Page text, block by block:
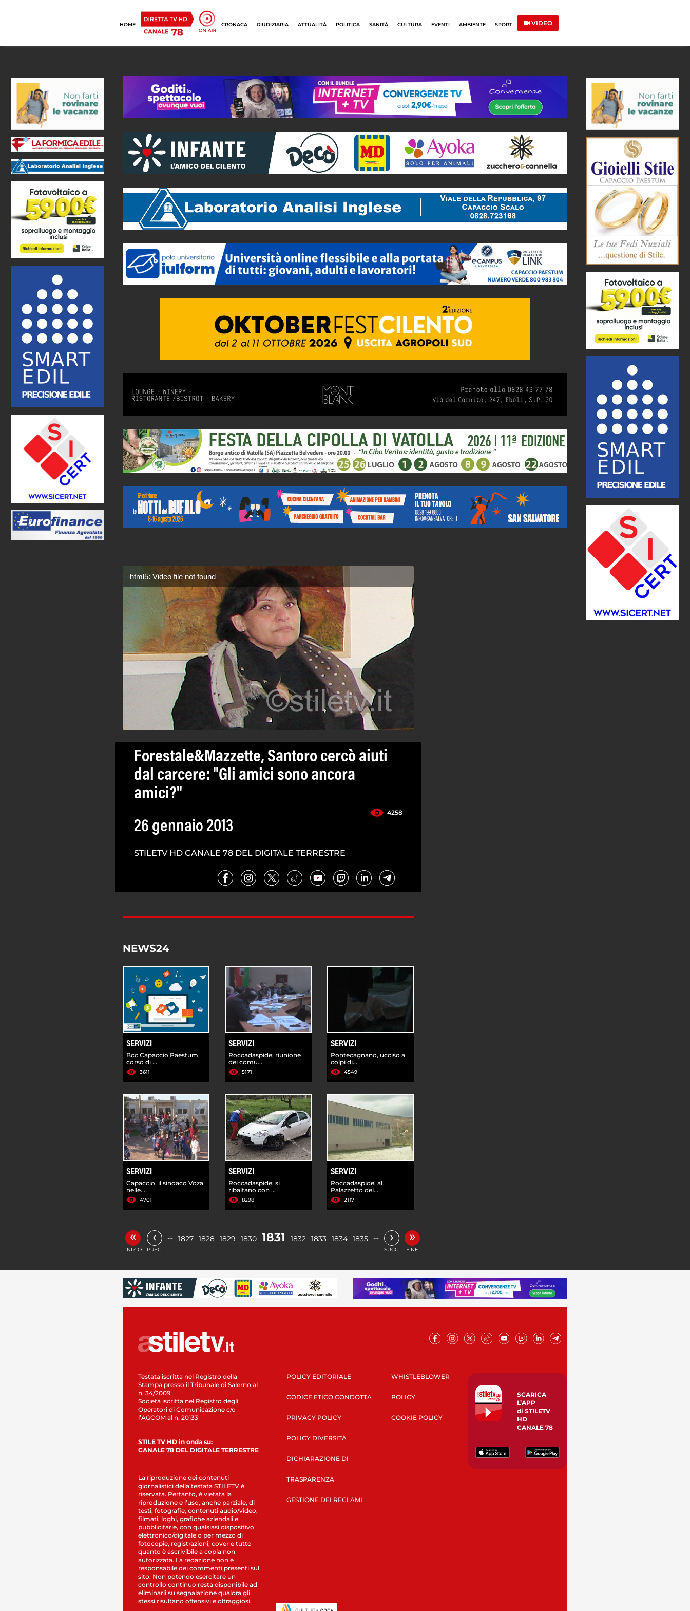
HOME CRONACA GIUDIZIARIA ATTUALITÀ POLITICA SANITÀ CULTURA EVENTI AMBIENTE SPORT VIDEO
html5: Video file not found
Forestale&Mazzette, Santoro cercò aiuti
dal carcere: "Gli amici sono ancora
amici?"
4258
26 gennaio 2013
STILETV HD CANALE 78 DEL DIGITALE TERRESTRE
NEWS24
SERVIZI
Bcc Capaccio Paestum,
corso di ...
3611
SERVIZI
Roccadaspide, riunione
dei comu...
5171
SERVIZI
Pontecagnano, ucciso a
colpi di...
4549
SERVIZI
Capaccio, il sindaco Voza
nelle...
4701
SERVIZI
Roccadaspide, si
ribaltano con ...
8298
SERVIZI
Roccadaspide, al
Palazzetto del...
2117
«
INIZIO
‹
PREC.
… 1827 1828 1829 1830 1831 1832 1833 1834 1835 … ›
SUCC.
»
FINE
Testata iscritta nel Registro della
Stampa presso il Tribunale di Salerno al
n. 34/2009
Società iscritta nel Registro degli
Operatori di Comunicazione c/o
l’AGCOM al n. 20133
STILE TV HD in onda su:
CANALE 78 DEL DIGITALE TERRESTRE
La riproduzione dei contenuti
giornalistici della testata STILETV è
riservata. Pertanto, è vietata la
riproduzione e l’uso, anche parziale, di
testi, fotografie, contenuti audio/video,
filmati, loghi, grafiche aziendali e
pubblicitarie, con qualsiasi dispositivo
elettronico/digitale o per mezzo di
fotocopie, registrazioni, cover e tutto
quanto è ascrivibile a copia non
autorizzata. La redazione non è
responsabile dei commenti presenti sul
sito. Non potendo esercitare un
controllo continuo resta disponibile ad
eliminarli su segnalazione qualora gli
stessi risultano offensivi e oltraggiosi.
POLICY EDITORIALE
CODICE ETICO CONDOTTA
PRIVACY POLICY
POLICY DIVERSITÀ
DICHIARAZIONE DI
TRASPARENZA
GESTIONE DEI RECLAMI
WHISTLEBLOWER
POLICY
COOKIE POLICY
SCARICA
L’APP
di STILETV
HD
CANALE 78